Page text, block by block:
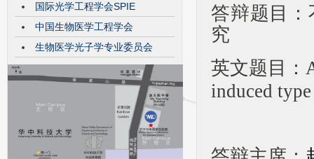
国际光学工程学会SPIE
中国生物医学工程学会
生物医学光子学专业委员会
答辩题目：
究
英文题目：
induced